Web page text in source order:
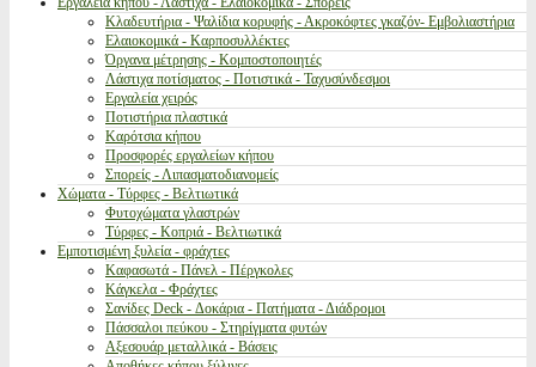
Κλαδευτήρια - Ψαλίδια κορυφής - Ακροκόφτες γκαζόν- Εμβολιαστήρια
Ελαιοκομικά - Καρποσυλλέκτες
Όργανα μέτρησης - Κομποστοποιητές
Λάστιχα ποτίσματος - Ποτιστικά - Ταχυσύνδεσμοι
Εργαλεία χειρός
Ποτιστήρια πλαστικά
Καρότσια κήπου
Προσφορές εργαλείων κήπου
Σπορείς - Λιπασματοδιανομείς
Χώματα - Τύρφες - Βελτιωτικά
Φυτοχώματα γλαστρών
Τύρφες - Κοπριά - Βελτιωτικά
Εμποτισμένη ξυλεία - φράχτες
Καφασωτά - Πάνελ - Πέργκολες
Κάγκελα - Φράχτες
Σανίδες Deck - Δοκάρια - Πατήματα - Διάδρομοι
Πάσσαλοι πεύκου - Στηρίγματα φυτών
Αξεσουάρ μεταλλικά - Βάσεις